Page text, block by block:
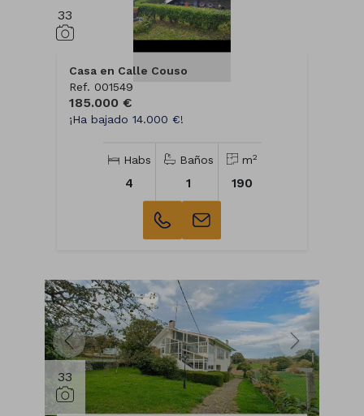
33
Casa en Calle Couso
Ref. 001549
185.000 €
¡Ha bajado 14.000 €!
Habs
4
Baños
1
m2
190
33